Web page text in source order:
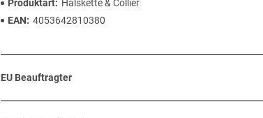
Produktart
Halskette & Collier
EAN
4053642810380
EU Beauftragter